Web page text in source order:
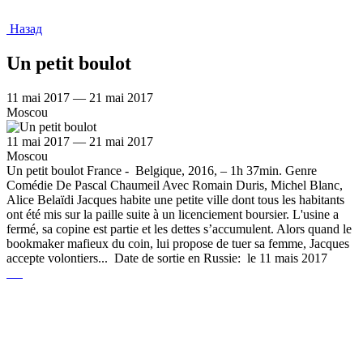
Назад
Un petit boulot
11 mai 2017 — 21 mai 2017
Moscou
11 mai 2017 — 21 mai 2017
Moscou
Un petit boulot France - Belgique, 2016, – 1h 37min. Genre
Comédie De Pascal Chaumeil Avec Romain Duris, Michel Blanc,
Alice Belaïdi Jacques habite une petite ville dont tous les habitants
ont été mis sur la paille suite à un licenciement boursier. L'usine a
fermé, sa copine est partie et les dettes s’accumulent. Alors quand le
bookmaker mafieux du coin, lui propose de tuer sa femme, Jacques
accepte volontiers... Date de sortie en Russie: le 11 mais 2017